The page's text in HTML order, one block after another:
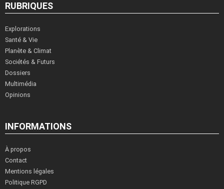
RUBRIQUES
Explorations
Santé & Vie
Planète & Climat
Sociétés & Futurs
Dossiers
Multimédia
Opinions
INFORMATIONS
À propos
Contact
Mentions légales
Politique RGPD